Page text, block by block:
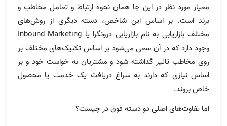
معیار مورد نظر در این جا همان نحوه ارتباط و تعامل مخاطب و
برند است. بر اساس این شاخص، دسته دیگری از روش‌های
مختلف بازاریابی به نام بازاریابی درونگرا یا Inbound Marketing
وجود دارد که در آن سعی می‌شود بر اساس تکنیک‌های‌ مختلف بر
روی مخاطب تاثیر گذاشته شود و مشتریان به خواست خود و بر
اساس نیازی که دارند به سراغ دریافت یک خدمت یا محصول
خاص بروند.
اما تفاوت‌های اصلی دو دسته فوق در چیست؟